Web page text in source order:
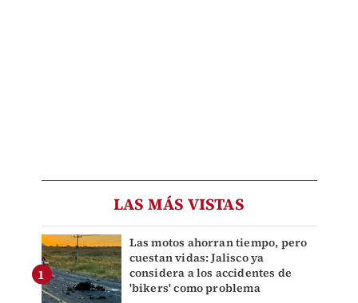
LAS MÁS VISTAS
Las motos ahorran tiempo, pero
cuestan vidas: Jalisco ya
considera a los accidentes de
'bikers' como problema